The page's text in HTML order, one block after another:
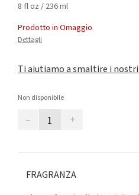
8 fl oz / 236 ml
Prodotto in Omaggio
Dettagli
Ti aiutiamo a smaltire i
Non disponibile
– +
FRAGRANZA